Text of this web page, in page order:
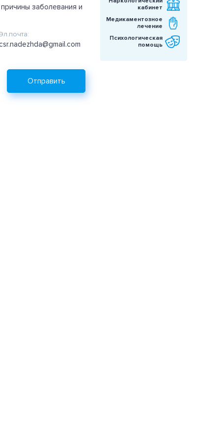
заболевания и
Отправить
кабинет
Медикаментозное
лечение
Психологическая
помощь